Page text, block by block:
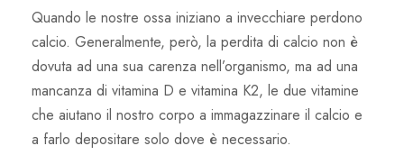
Quando le nostre ossa iniziano a invecchiare perdono
calcio. Generalmente, però, la perdita di calcio non è
dovuta ad una sua carenza nell’organismo, ma ad una
mancanza di vitamina D e vitamina K2, le due vitamine
che aiutano il nostro corpo a immagazzinare il calcio e
a farlo depositare solo dove è necessario.